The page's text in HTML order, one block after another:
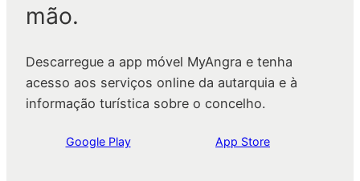
mão.
Descarregue a app móvel MyAngra e tenha
acesso aos serviços online da autarquia e à
informação turística sobre o concelho.
Google Play App Store